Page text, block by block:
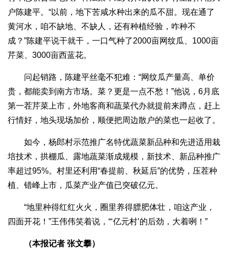
户陈建平。“以前，地下苦咸水种出来的瓜不甜。现在通了
黄河水，咱不缺地、不缺人，还有种植经验，咋种不
成？”陈建平说干就干，一口气种了2000亩网纹瓜、1000亩
芹菜、3000亩西蓝花。
问起销路，陈建平丝毫不犯难：“网纹瓜产量高、单价
贵，都能卖到南方市场。菜？更是一点不愁！”他说，6月底
第一茬芹菜上市，外地客商和蔬菜代办就提前来蹲点，赶上
行情好，地头现场加价，顺便把周边散户的菜也一起收了。
如今，杨郎村示范推广名特优蔬菜新品种和先进适用栽
培技术，拱棚瓜、露地蔬菜渐成规模，新技术、新品种推广
率超过95%。村里还利用“春提前、秋延后”的优势，压茬种
植、错峰上市，瓜菜产业产值已突破亿元。
“地里种得红红火火，圈里养得膘肥体壮，咱这产业，
四面开花！”王伟伟笑着说，“‘亿元村’的后劲，大着咧！”
（本报记者 张文攀）